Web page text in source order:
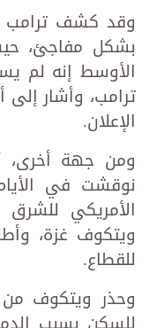
وقد كشف ترامب
بشكل مفاجئ،
الأوسط إنه لم
ترامب، وأشار
الإعلان.
ومن جهة أخرى،
نوقشت في
الأمريكي
ويتكوف غزة،
للقطاع.
وحذر ويتكوف